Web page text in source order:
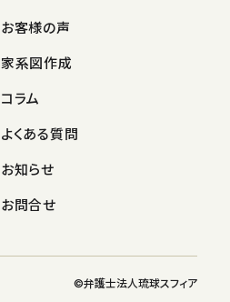
お客様の声
家系図作成
コラム
よくある質問
お知らせ
お問合せ
©︎弁護士法人琉球スフィア